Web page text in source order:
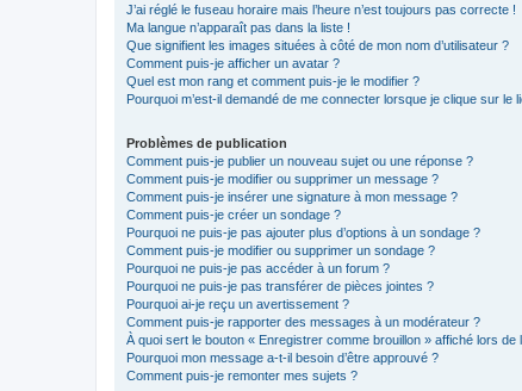
J’ai réglé le fuseau horaire mais l’heure n’est toujours pas correcte !
Ma langue n’apparaît pas dans la liste !
Que signifient les images situées à côté de mon nom d’utilisateur ?
Comment puis-je afficher un avatar ?
Quel est mon rang et comment puis-je le modifier ?
Pourquoi m’est-il demandé de me connecter lorsque je clique sur le
Problèmes de publication
Comment puis-je publier un nouveau sujet ou une réponse ?
Comment puis-je modifier ou supprimer un message ?
Comment puis-je insérer une signature à mon message ?
Comment puis-je créer un sondage ?
Pourquoi ne puis-je pas ajouter plus d’options à un sondage ?
Comment puis-je modifier ou supprimer un sondage ?
Pourquoi ne puis-je pas accéder à un forum ?
Pourquoi ne puis-je pas transférer de pièces jointes ?
Pourquoi ai-je reçu un avertissement ?
Comment puis-je rapporter des messages à un modérateur ?
À quoi sert le bouton « Enregistrer comme brouillon » affiché lors de
Pourquoi mon message a-t-il besoin d’être approuvé ?
Comment puis-je remonter mes sujets ?